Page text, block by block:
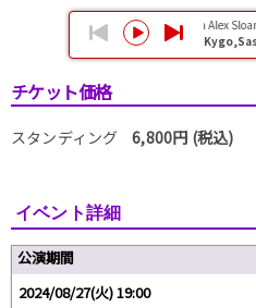
チケット価格
スタンディング 6,800円 (税込)
イベント詳細
公演期間
2024/08/27(火) 19:00